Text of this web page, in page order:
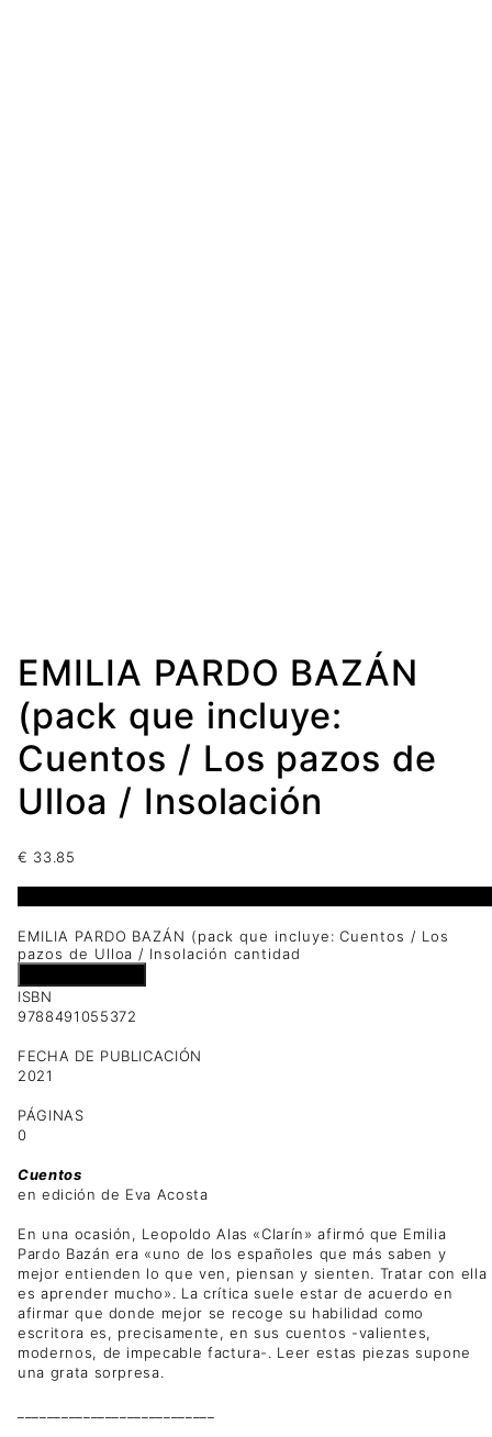
EMILIA PARDO BAZÁN
(pack que incluye:
Cuentos / Los pazos de
Ulloa / Insolación
€ 33.85
EMILIA PARDO BAZÁN (pack que incluye: Cuentos / Los
pazos de Ulloa / Insolación cantidad
ISBN
9788491055372
FECHA DE PUBLICACIÓN
2021
PÁGINAS
0
Cuentos
en edición de Eva Acosta
En una ocasión, Leopoldo Alas «Clarín» afirmó que Emilia
Pardo Bazán era «uno de los españoles que más saben y
mejor entienden lo que ven, piensan y sienten. Tratar con ella
es aprender mucho». La crítica suele estar de acuerdo en
afirmar que donde mejor se recoge su habilidad como
escritora es, precisamente, en sus cuentos -valientes,
modernos, de impecable factura-. Leer estas piezas supone
una grata sorpresa.